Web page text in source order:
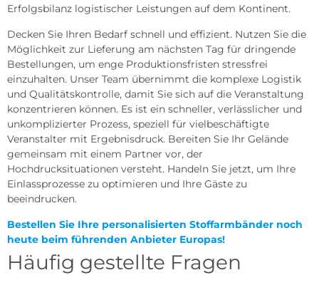
Erfolgsbilanz logistischer Leistungen auf dem Kontinent.
Decken Sie Ihren Bedarf schnell und effizient. Nutzen Sie die
Möglichkeit zur Lieferung am nächsten Tag für dringende
Bestellungen, um enge Produktionsfristen stressfrei
einzuhalten. Unser Team übernimmt die komplexe Logistik
und Qualitätskontrolle, damit Sie sich auf die Veranstaltung
konzentrieren können. Es ist ein schneller, verlässlicher und
unkomplizierter Prozess, speziell für vielbeschäftigte
Veranstalter mit Ergebnisdruck. Bereiten Sie Ihr Gelände
gemeinsam mit einem Partner vor, der
Hochdrucksituationen versteht. Handeln Sie jetzt, um Ihre
Einlassprozesse zu optimieren und Ihre Gäste zu
beeindrucken.
Bestellen Sie Ihre personalisierten Stoffarmbänder noch
heute beim führenden Anbieter Europas!
Häufig gestellte Fragen